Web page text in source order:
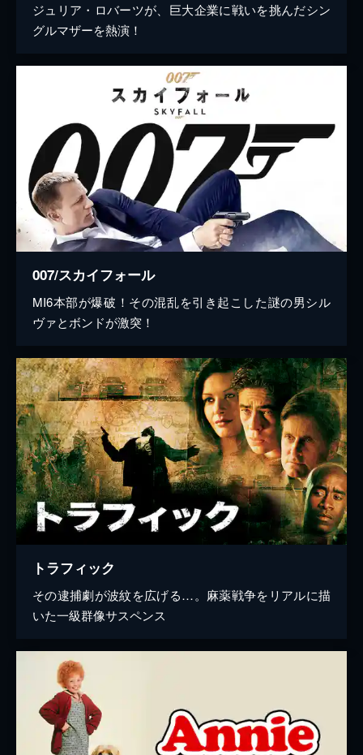
ジュリア・ロバーツが、巨大企業に戦いを挑んだシン
グルマザーを熱演！
007/スカイフォール
MI6本部が爆破！その混乱を引き起こした謎の男シル
ヴァとボンドが激突！
トラフィック
その逮捕劇が波紋を広げる…。麻薬戦争をリアルに描
いた一級群像サスペンス